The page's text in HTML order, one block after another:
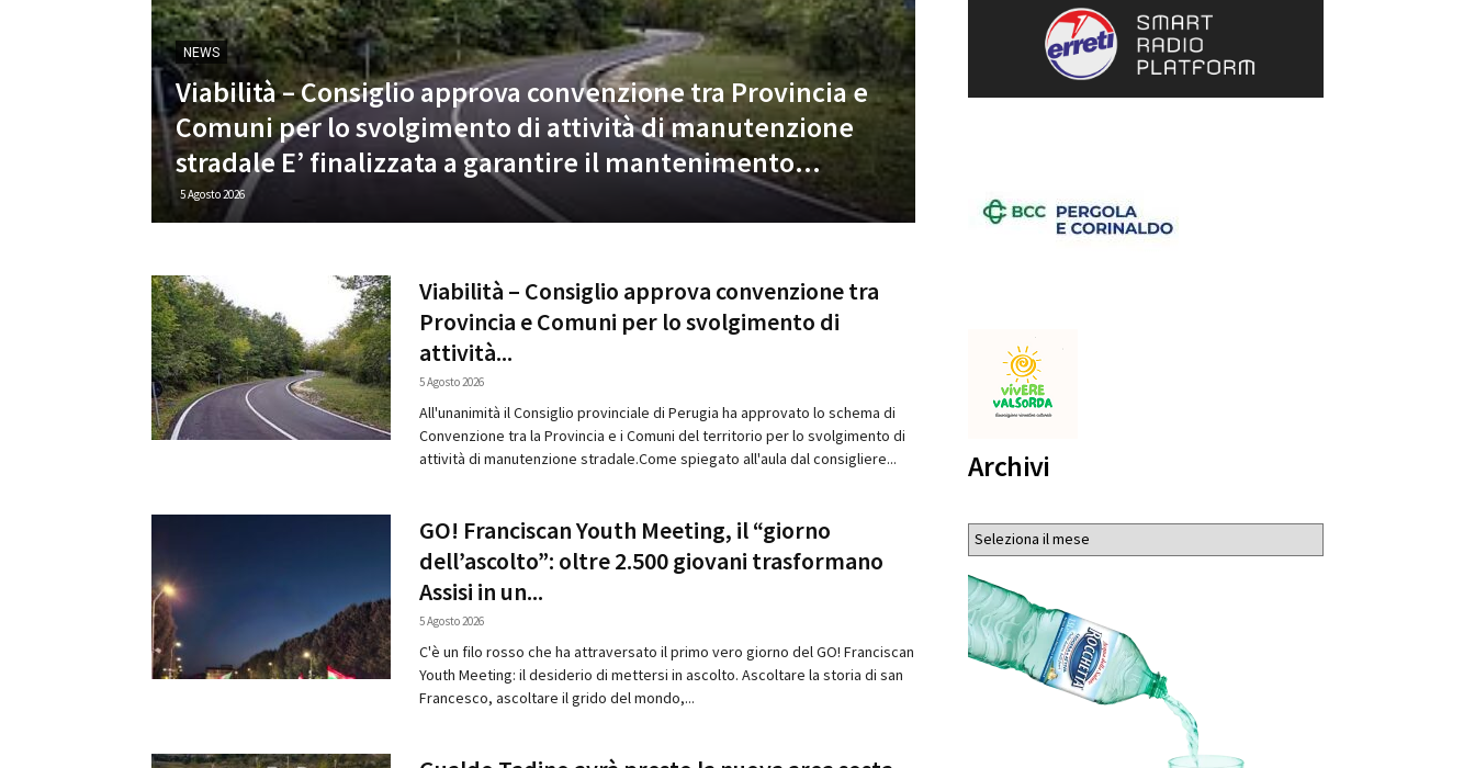
NEWS
Viabilità – Consiglio approva convenzione tra Provincia e
Comuni per lo svolgimento di attività di manutenzione
stradale E’ finalizzata a garantire il mantenimento...
5 Agosto 2026
GO! Franciscan Youth Meeting, il “giorno
Viabilità – Consiglio approva convenzione tra
Provincia e Comuni per lo svolgimento di
attività...
5 Agosto 2026
All'unanimità il Consiglio provinciale di Perugia ha approvato lo schema di
Convenzione tra la Provincia e i Comuni del territorio per lo svolgimento di
attività di manutenzione stradale.Come spiegato all'aula dal consigliere...
GO! Franciscan Youth Meeting, il “giorno
dell’ascolto”: oltre 2.500 giovani trasformano
Assisi in un...
5 Agosto 2026
C'è un filo rosso che ha attraversato il primo vero giorno del GO! Franciscan
Youth Meeting: il desiderio di mettersi in ascolto. Ascoltare la storia di san
Francesco, ascoltare il grido del mondo,...
Archivi
Archivi